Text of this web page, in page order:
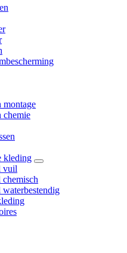
montage
chemie
kleding
vuil